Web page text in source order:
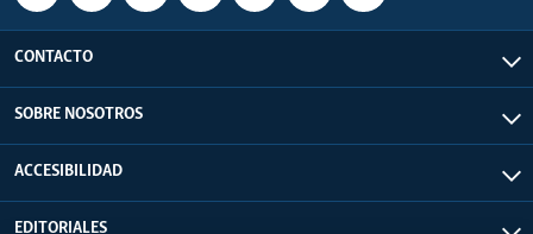
CONTACTO
SOBRE NOSOTROS
ACCESIBILIDAD
EDITORIALES